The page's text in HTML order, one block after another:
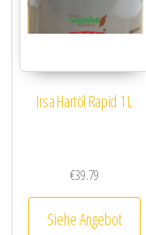
Irsa Hartöl Rapid 1 L
€39.79
Siehe Angebot